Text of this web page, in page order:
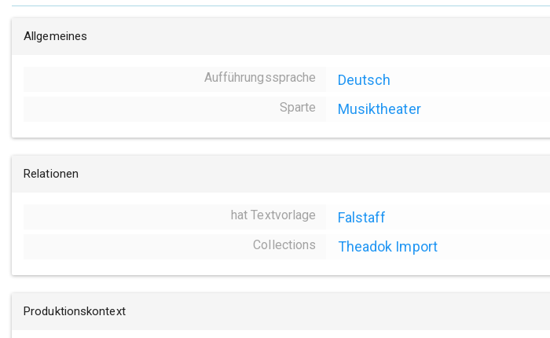
Allgemeines
Aufführungssprache Deutsch
Sparte Musiktheater
Relationen
hat Textvorlage Falstaff
Collections Theadok Import
Produktionskontext